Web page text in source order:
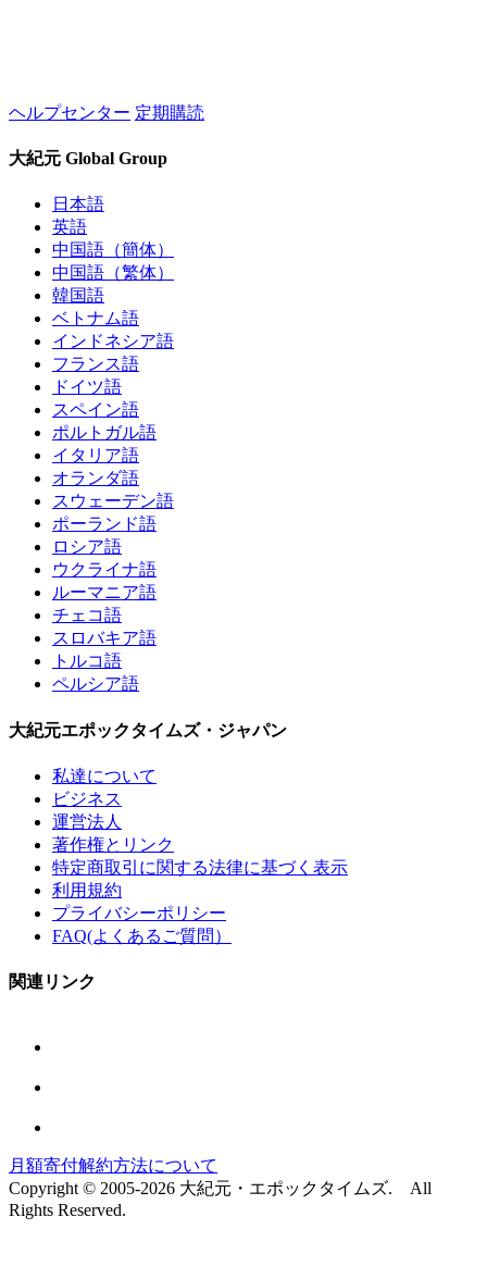
ヘルプセンター 定期購読
大紀元 Global Group
日本語
英語
中国語（簡体）
中国語（繁体）
韓国語
ベトナム語
インドネシア語
フランス語
ドイツ語
スペイン語
ポルトガル語
イタリア語
オランダ語
スウェーデン語
ポーランド語
ロシア語
ウクライナ語
ルーマニア語
チェコ語
スロバキア語
トルコ語
ペルシア語
大紀元エポックタイムズ・ジャパン
私達について
ビジネス
運営法人
著作権とリンク
特定商取引に関する法律に基づく表示
利用規約
プライバシーポリシー
FAQ(よくあるご質問）
関連リンク
月額寄付解約方法について
Copyright © 2005-2026 大紀元・エポックタイムズ. All
Rights Reserved.